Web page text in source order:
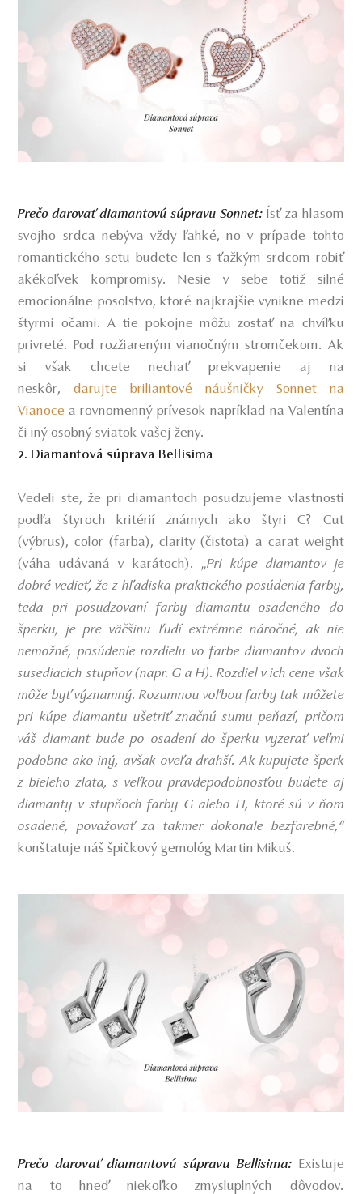
Prečo darovať diamantovú súpravu Sonnet: Ísť za hlasom
svojho srdca nebýva vždy ľahké, no v prípade tohto
romantického setu budete len s ťažkým srdcom robiť
akékoľvek kompromisy. Nesie v sebe totiž silné
emocionálne posolstvo, ktoré najkrajšie vynikne medzi
štyrmi očami. A tie pokojne môžu zostať na chvíľku
privreté. Pod rozžiareným vianočným stromčekom. Ak
si však chcete nechať prekvapenie aj na
neskôr,darujte briliantové náušničky Sonnet na
Vianoce a rovnomenný prívesok napríklad na Valentína
či iný osobný sviatok vašej ženy.
2. Diamantová súprava Bellisima
Vedeli ste, že pri diamantoch posudzujeme vlastnosti
podľa štyroch kritérií známych ako štyri C? Cut
(výbrus), color (farba), clarity (čistota) a carat weight
(váha udávaná v karátoch).
„Pri kúpe diamantov je
dobré vedieť, že z hľadiska praktického posúdenia farby,
teda pri posudzovaní farby diamantu osadeného do
šperku, je pre väčšinu ľudí extrémne náročné, ak nie
nemožné, posúdenie rozdielu vo farbe diamantov dvoch
susediacich stupňov (napr. G a H). Rozdiel v ich cene však
môže byť významný. Rozumnou voľbou farby tak môžete
pri kúpe diamantu ušetriť značnú sumu peňazí, pričom
váš diamant bude po osadení do šperku vyzerať veľmi
podobne ako iný, avšak oveľa drahší. Ak kupujete šperk
z bieleho zlata, s veľkou pravdepodobnosťou budete aj
diamanty v stupňoch farby G alebo H, ktoré sú v ňom
osadené, považovať za takmer dokonale bezfarebné,“
konštatuje náš špičkový gemológ Martin Mikuš.
Prečo darovať diamantovú súpravu Bellisima: Existuje
na to hneď niekoľko zmysluplných dôvodov.